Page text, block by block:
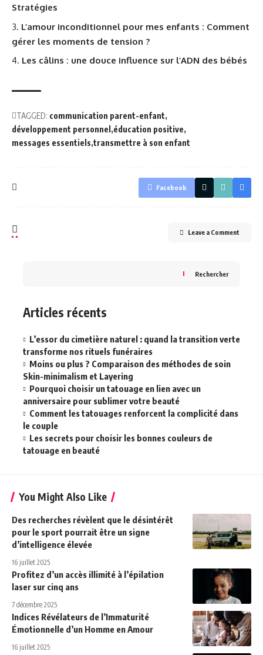
Stratégies
L’amour inconditionnel pour mes enfants : Comment
gérer les moments de tension ?
Les câlins : une douce influence sur l’ADN des bébés
TAGGED: communication parent-enfant
développement personnel éducation positive
messages essentiels transmettre à son enfant
Facebook
Leave a Comment
Rechercher
Articles récents
L’essor du cimetière naturel : quand la transition verte
transforme nos rituels funéraires
Moins ou plus ? Comparaison des méthodes de soin
Skin-minimalism et Layering
Pourquoi choisir un tatouage en lien avec un
anniversaire pour sublimer votre beauté
Comment les tatouages renforcent la complicité dans
le couple
Les secrets pour choisir les bonnes couleurs de
tatouage en beauté
You Might Also Like
Des recherches révèlent que le désintérêt
pour le sport pourrait être un signe
d’intelligence élevée
16 juillet 2025
Profitez d’un accès illimité à l’épilation
laser sur cinq ans
7 décembre 2025
Indices Révélateurs de l’Immaturité
Émotionnelle d’un Homme en Amour
16 juillet 2025